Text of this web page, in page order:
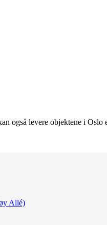
også levere objektene i Oslo
Allé)